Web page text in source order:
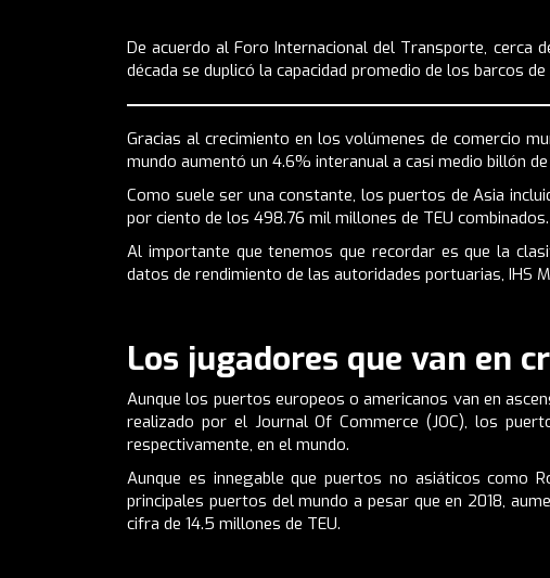
De acuerdo al Foro Internacional del Transporte, cerca
década se duplicó la capacidad promedio de los barcos
Gracias al crecimiento en los volúmenes de comercio
mundo aumentó un 4.6% interanual a casi medio billón
Como suele ser una constante, los puertos de Asia
por ciento de los 498.76 mil millones de TEU combinados.
Al importante que tenemos que recordar es que la
datos de rendimiento de las autoridades portuarias, IHS
Los jugadores que van en
Aunque los puertos europeos o americanos van en
realizado por el Journal Of Commerce (JOC), los
respectivamente, en el mundo.
Aunque es innegable que puertos no asiáticos como
principales puertos del mundo a pesar que en 2018,
cifra de 14.5 millones de TEU.